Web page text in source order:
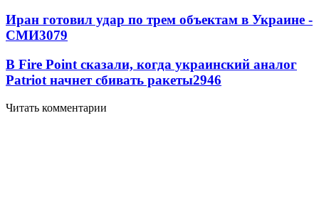
Иран готовил удар по трем объектам в Украине -
СМИ3079
В Fire Point сказали, когда украинский аналог
Patriot начнет сбивать ракеты2946
Читать комментарии